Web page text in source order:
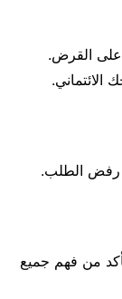
القرض.
رفض الطلب.
من فهم جميع